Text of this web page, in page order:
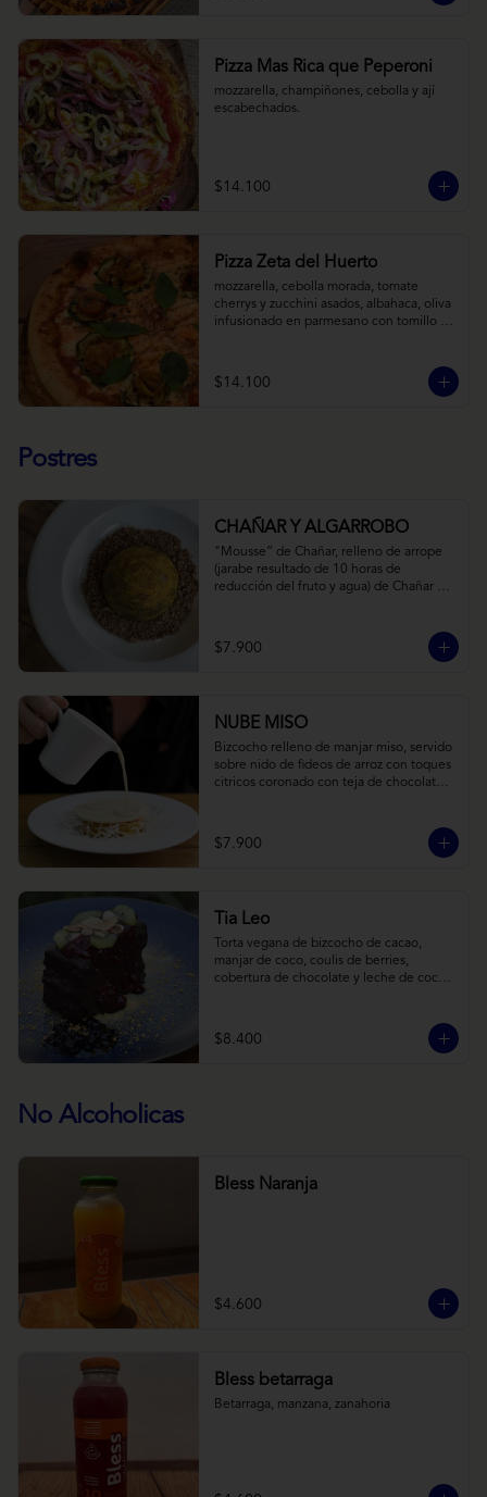
Pizza Mas Rica que Peperoni
mozzarella, champiñones, cebolla y ají
escabechados.
$14.100
Pizza Zeta del Huerto
mozzarella, cebolla morada, tomate
cherrys y zucchini asados, albahaca, oliva
infusionado en parmesano con tomillo y
$14.100
Postres
CHAÑAR Y ALGARROBO
"Mousse” de Chañar, relleno de arrope
(jarabe resultado de 10 horas de
reducción del fruto y agua) de Chañar
amargo y cúrcuma, sobre una tierra de
harina de Algarrobo y nueces.
$7.900
NUBE MISO
Bizcocho relleno de manjar miso, servido
sobre nido de fideos de arroz con toques
citricos coronado con teja de chocolate
$7.900
Tia Leo
Torta vegana de bizcocho de cacao,
manjar de coco, coulis de berries,
cobertura de chocolate y leche de coco
$8.400
No Alcoholicas
Bless Naranja
$4.600
Bless betarraga
Betarraga, manzana, zanahoria